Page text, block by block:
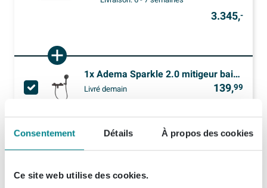
Consentement Détails À propos des cookies
Ce site web utilise des cookies.
3.345,-
1xAdema Sparkle 2.0 mitigeur baignoire/douche thermostatique avec support de douchette, flexible de douche et douchette 3 positions noir mat
Livré demain 139,99
Adema Pont baignoire à rallonges 62-90cm chrome
(2)
Afficher plus d'options